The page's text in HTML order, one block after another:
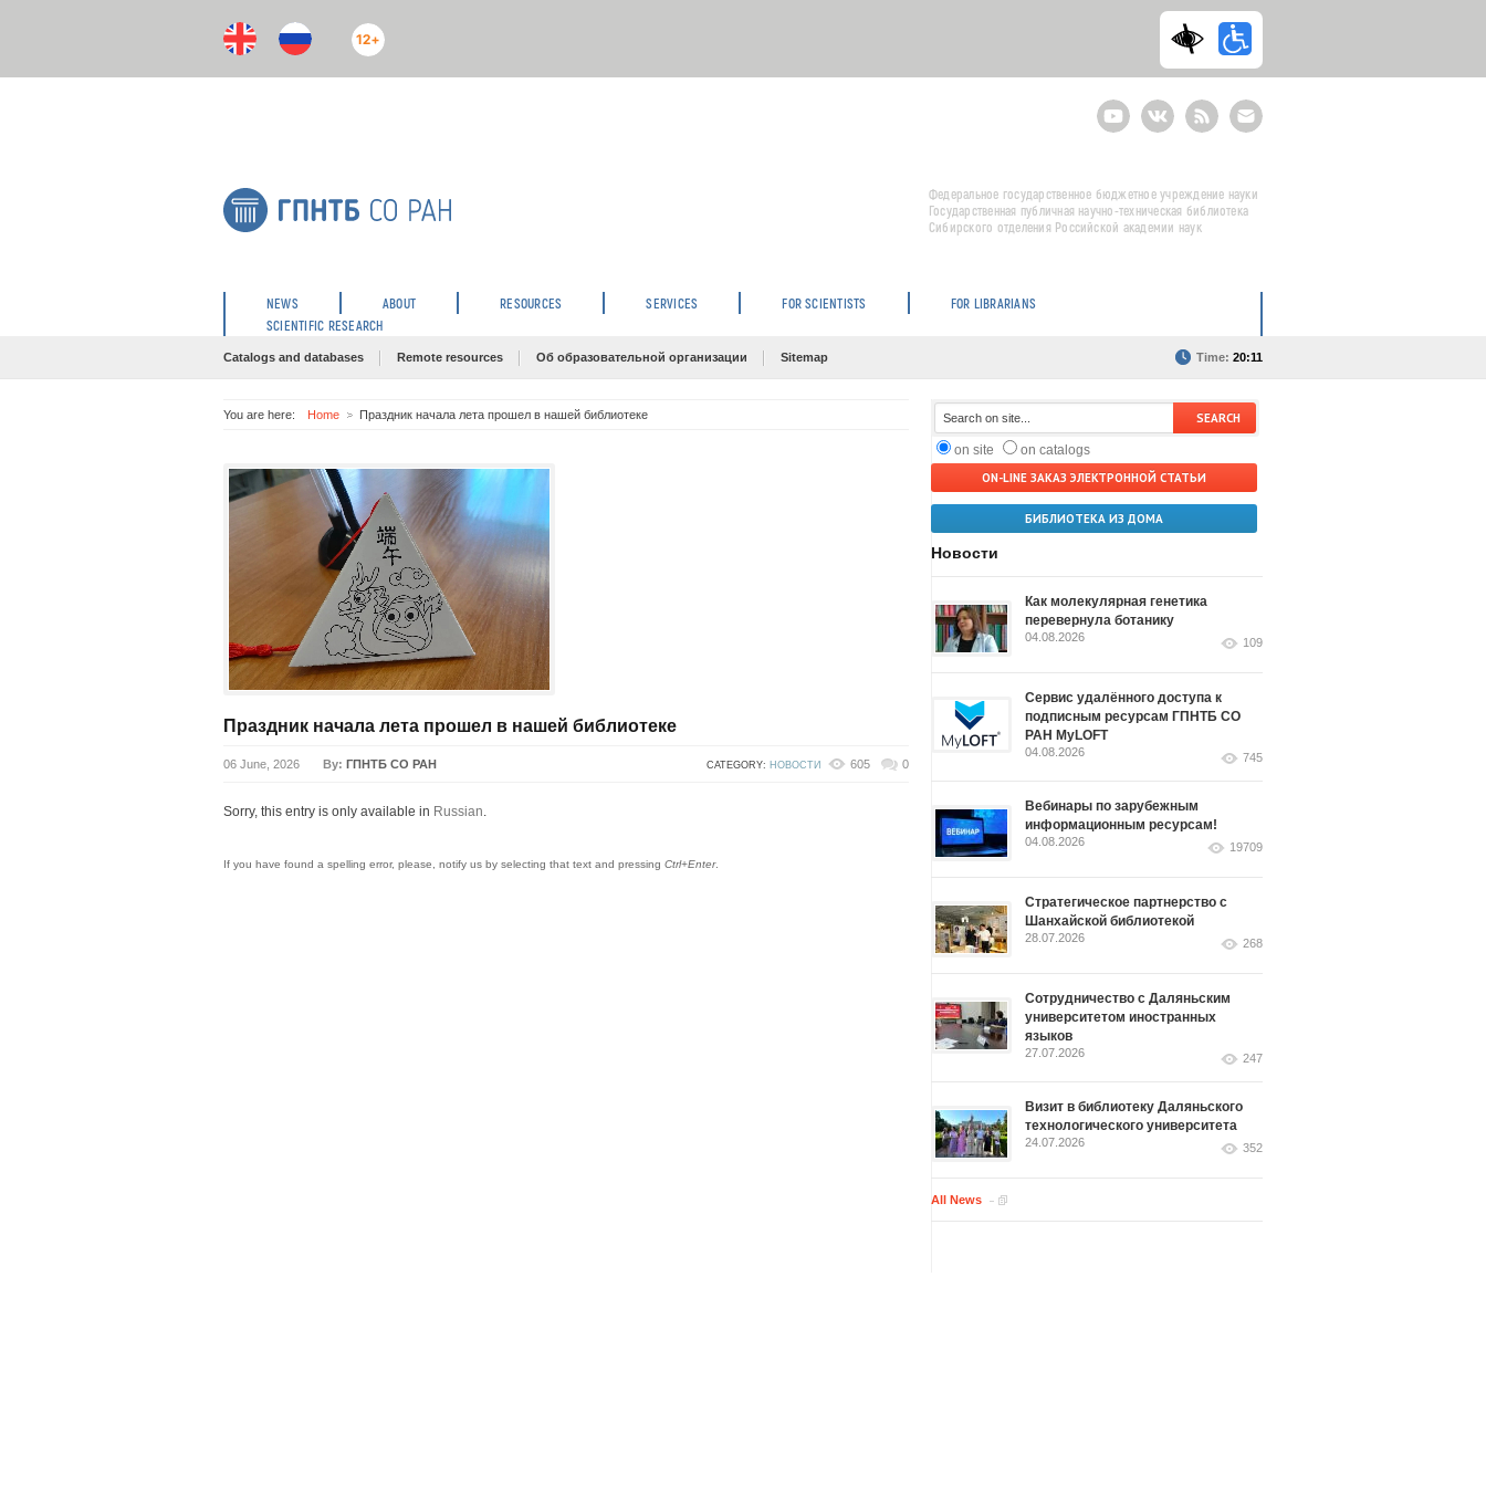
12+
YoutubeВКонтактеRSS
E-
mail
подписка
Федеральное государственное бюджетное учреждение науки
Государственная публичная научно-техническая библиотека
Сибирского отделения Российской академии наук
NEWS ABOUT RESOURCES SERVICES FOR SCIENTISTS
FOR LIBRARIANS
SCIENTIFIC RESEARCH
Catalogs and databases Remote resources Об образовательной организации Sitemap Time: 20:11
You are here: Home Праздник начала лета прошел в нашей библиотеке
Праздник начала лета прошел в нашей библиотеке
06 June, 2026 By: ГПНТБ СО РАН CATEGORY: НОВОСТИ 605 0
Sorry, this entry is only available in Russian.
If you have found a spelling error, please, notify us by selecting that text and pressing Ctrl+Enter.
on site
on catalogs
ON-LINE ЗАКАЗ ЭЛЕКТРОННОЙ СТАТЬИ
БИБЛИОТЕКА ИЗ ДОМА
Новости
Как молекулярная генетика
перевернула ботанику
04.08.2026 109
Сервис удалённого доступа к
подписным ресурсам ГПНТБ СО
РАН MyLOFT
04.08.2026 745
Вебинары по зарубежным
информационным ресурсам!
04.08.2026 19709
Стратегическое партнерство с
Шанхайской библиотекой
28.07.2026 268
Сотрудничество с Даляньским
университетом иностранных
языков
27.07.2026 247
Визит в библиотеку Даляньского
технологического университета
24.07.2026 352
All News